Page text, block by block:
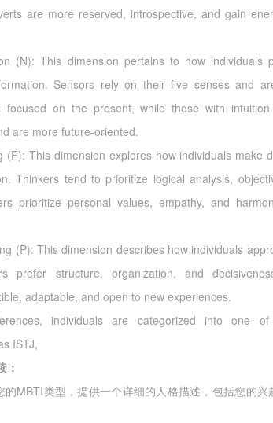
are more reserved, introspective, and gain
(N): This dimension pertains to how individuals
Sensors rely on their five senses and
focused on the present, while those with
are more future-oriented.
This dimension explores how individuals make
Thinkers tend to prioritize logical analysis,
prioritize personal values, empathy, and
(P): This dimension describes how individuals
prefer structure, organization, and
adaptable, and open to new experiences.
individuals are categorized into one of
ISTJ,
：
的MBTI类型，提供一个详细的人格描述，包括您的兴